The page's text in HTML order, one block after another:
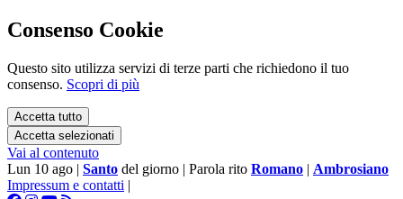
Consenso Cookie
Questo sito utilizza servizi di terze parti che richiedono il tuo
consenso. Scopri di più
Accetta tutto
Accetta selezionati
Vai al contenuto
Lun 10 ago | Santo del giorno | Parola rito Romano | Ambrosiano
Impressum e contatti |